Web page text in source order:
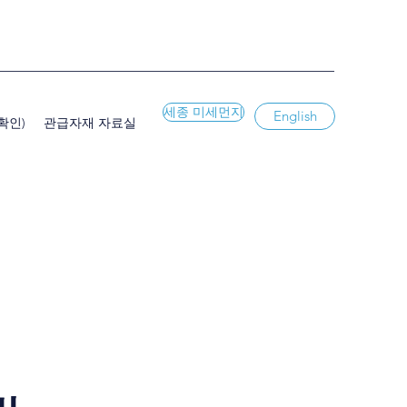
인) 관급자재 자료실
세종 미세먼지 English